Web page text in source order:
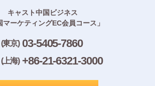
キャスト中国ビジネス
マーケティングEC会員コース」
(東京)03-5405-7860
(上海)+86-21-6321-3000